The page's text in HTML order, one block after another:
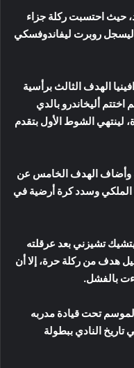
حيث احتسبت ركلة جزاء
ليسجل روبرت ليفاندوفسكي
الهدف الثالث برأسية
أليخاندرو بالدي
لينتهي الشوط الأول بتقدم
وأضاف الهدف الخامس عن
الملكي وسدد كرة أرضية في
تشيزني بعد عرقلته
هدف من ركلة حرة، إلا أن
بالفشل.
الموسم تحت قيادة مدربه
هانسي فليك، وهي المرة الـ 15 في تاريخ النادي ببطولة